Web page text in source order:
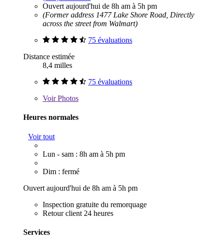
Ouvert aujourd'hui de 8h am à 5h pm
(Former address 1477 Lake Shore Road, Directly
across the street from Walmart)
75 évaluations
Distance estimée
8,4 milles
75 évaluations
VoirPhotos
Heures normales
Voir tout
Lun - sam : 8h am à 5h pm
Dim : fermé
Ouvert aujourd'hui de 8h am à 5h pm
Inspection gratuite du remorquage
Retour client 24 heures
Services